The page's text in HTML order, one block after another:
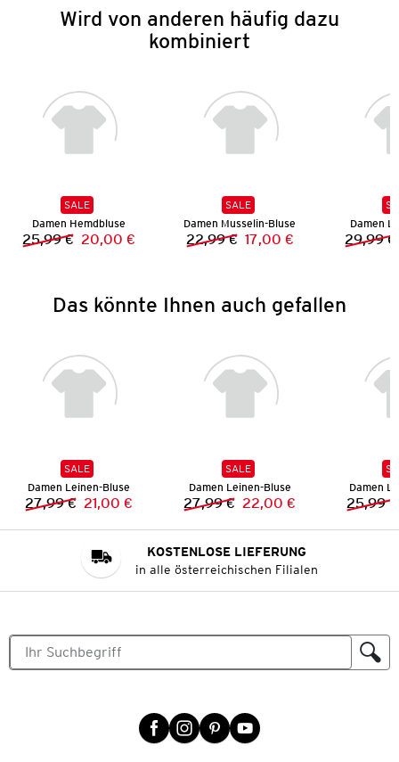
Wird von anderen häufig dazu
kombiniert
SALE
Damen Hemdbluse
Vorheriger Preis:
25,99 € Neuer Preis:
20,00 €
SALE
Damen Musselin-Bluse
Vorheriger Preis:
22,99 € Neuer Preis:
17,00 €
Damen
29,99 €
Das könnte Ihnen auch gefallen
SALE
Damen Leinen-Bluse
Vorheriger Preis:
27,99 € Neuer Preis:
21,00 €
SALE
Damen Leinen-Bluse
Vorheriger Preis:
27,99 € Neuer Preis:
22,00 €
Damen
25,99 €
KOSTENLOSE LIEFERUNG
in alle österreichischen Filialen